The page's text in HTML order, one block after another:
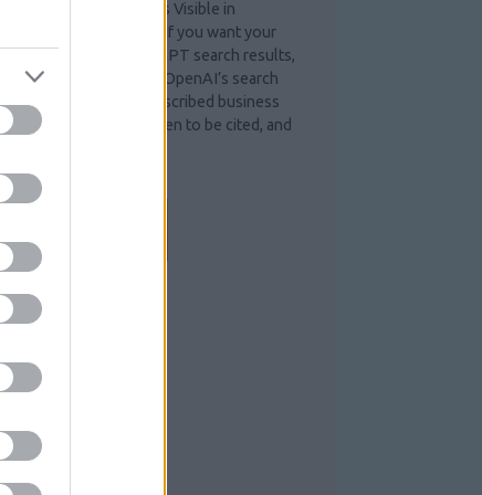
to Make Your Business Visible in
Search Results If you want your
to appear in ChatGPT search results,
short answer is this: let OpenAI’s search
in, build a clearly described business
publish content written to be cited, and